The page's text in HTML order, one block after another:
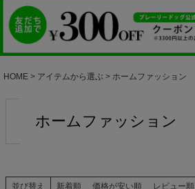
HOME アイテムから選ぶ ホームファッション
ホームファッション
並び替え 新着順 価格が安い順 レビュー順